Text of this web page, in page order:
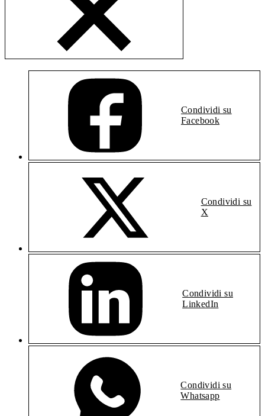
Condividi su
Facebook
Condividi su
X
Condividi su
LinkedIn
Condividi su
Whatsapp